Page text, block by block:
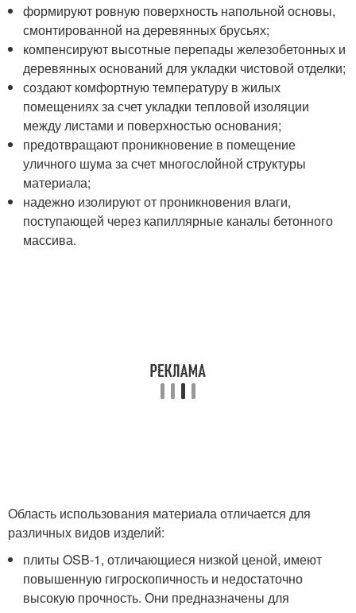
формируют ровную поверхность напольной основы,
смонтированной на деревянных брусьях;
компенсируют высотные перепады железобетонных и
деревянных оснований для укладки чистовой отделки;
создают комфортную температуру в жилых
помещениях за счет укладки тепловой изоляции
между листами и поверхностью основания;
предотвращают проникновение в помещение
уличного шума за счет многослойной структуры
материала;
надежно изолируют от проникновения влаги,
поступающей через капиллярные каналы бетонного
массива.
Область использования материала отличается для
различных видов изделий:
плиты OSB-1, отличающиеся низкой ценой, имеют
повышенную гигроскопичность и недостаточно
высокую прочность. Они предназначены для